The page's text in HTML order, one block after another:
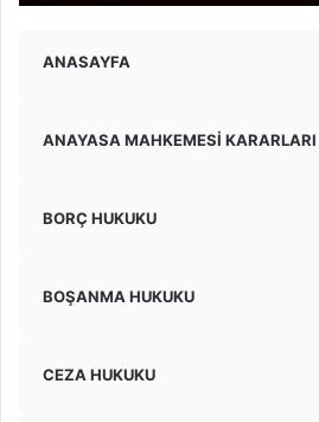
ANASAYFA
ANAYASA MAHKEMESİ KARARLARI
BORÇ HUKUKU
BOŞANMA HUKUKU
CEZA HUKUKU